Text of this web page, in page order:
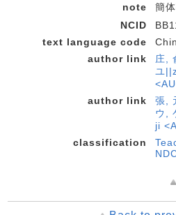
note
簡
NCID
text language code
author link
庄,
ユ
author link
張,
ウ,
ji
classification